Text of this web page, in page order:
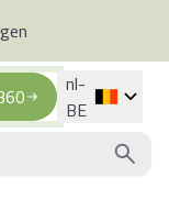
nl-
BE